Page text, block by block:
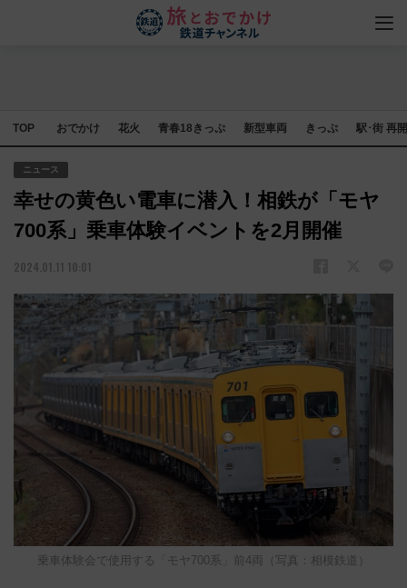
TOP おでかけ 花火 青春18きっぷ 新型車両 きっぷ 駅･街 再
ニュース
幸せの黄色い電車に潜入！相鉄が「モヤ
700系」乗車体験イベントを2月開催
2024.01.11 10:01
乗車体験会で使用する「モヤ700系」前4両（写真：相模鉄道）